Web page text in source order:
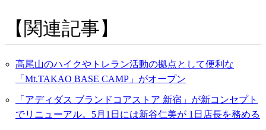
関連記事
高尾山のハイクやトレラン活動の拠点として便利な
「Mt.TAKAO BASE CAMP」がオープン
「アディダス ブランドコアストア 新宿」が新コンセプト
でリニューアル。5月1日には新谷仁美が 1日店長を務める